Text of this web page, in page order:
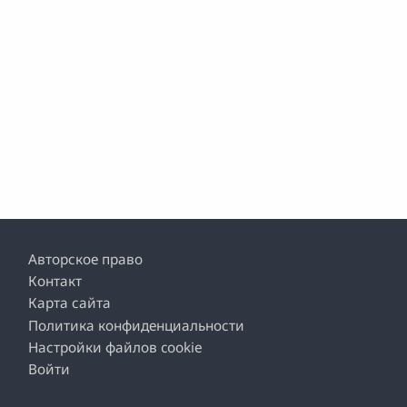
Footer
Авторское право
Контакт
Карта сайта
Политика конфиденциальности
Настройки файлов cookie
Войти